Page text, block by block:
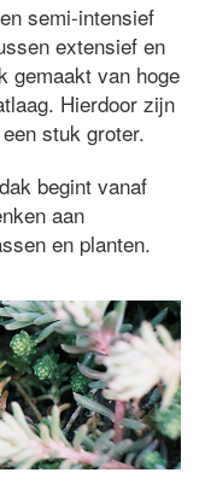
semi-intensief
extensief en
gemaakt van hoge
Hierdoor zijn
stuk groter.
begint vanaf
aan
en planten.